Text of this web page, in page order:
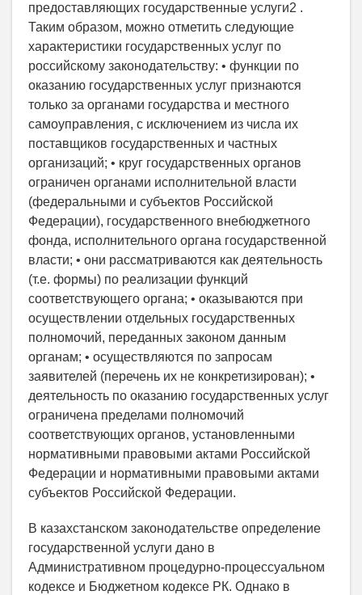
предоставляющих государственные услуги2 .
Таким образом, можно отметить следующие
характеристики государственных услуг по
российскому законодательству: • функции по
оказанию государственных услуг признаются
только за органами государства и местного
самоуправления, с исключением из числа их
поставщиков государственных и частных
организаций; • круг государственных органов
ограничен органами исполнительной власти
(федеральными и субъектов Российской
Федерации), государственного внебюджетного
фонда, исполнительного органа государственной
власти; • они рассматриваются как деятельность
(т.е. формы) по реализации функций
соответствующего органа; • оказываются при
осуществлении отдельных государственных
полномочий, переданных законом данным
органам; • осуществляются по запросам
заявителей (перечень их не конкретизирован); •
деятельность по оказанию государственных услуг
ограничена пределами полномочий
соответствующих органов, установленными
нормативными правовыми актами Российской
Федерации и нормативными правовыми актами
субъектов Российской Федерации.
В казахстанском законодательстве определение
государственной услуги дано в
Административном процедурно-процессуальном
кодексе и Бюджетном кодексе РК. Однако в